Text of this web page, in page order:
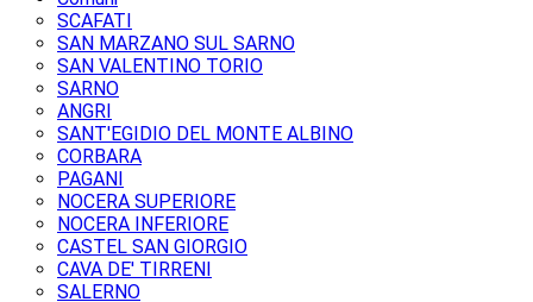
SCAFATI
SAN MARZANO SUL SARNO
SAN VALENTINO TORIO
SARNO
ANGRI
SANT'EGIDIO DEL MONTE ALBINO
CORBARA
PAGANI
NOCERA SUPERIORE
NOCERA INFERIORE
CASTEL SAN GIORGIO
CAVA DE' TIRRENI
SALERNO